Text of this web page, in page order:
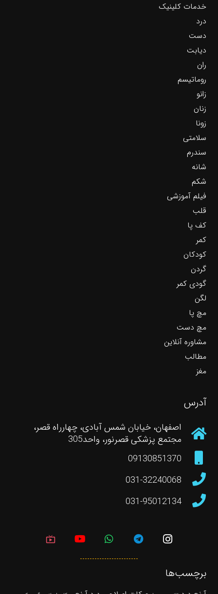
خدمات کلینیک
درد
دست
دیابت
ران
روماتیسم
زانو
زنان
زونا
سلامتی
سندرم
شانه
شکم
فیلم آموزشی
قلب
کف پا
کمر
کودکان
گردن
گودی کمر
لگن
مچ پا
مچ دست
مشاوره آنلاین
مطالب
مغز
آدرس
اصفهان، خیابان شمس آبادی، چهارراه قصر،
مجتمع پزشکی قصرنور، واحد305
09130851370
031-32240068
031-95012134
live_tv
برچسب‌ها